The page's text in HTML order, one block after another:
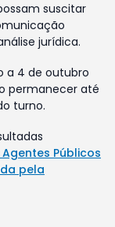
suscitar
jurídica.
a 4 de outubro
permanecer até
turno.
Públicos
pela